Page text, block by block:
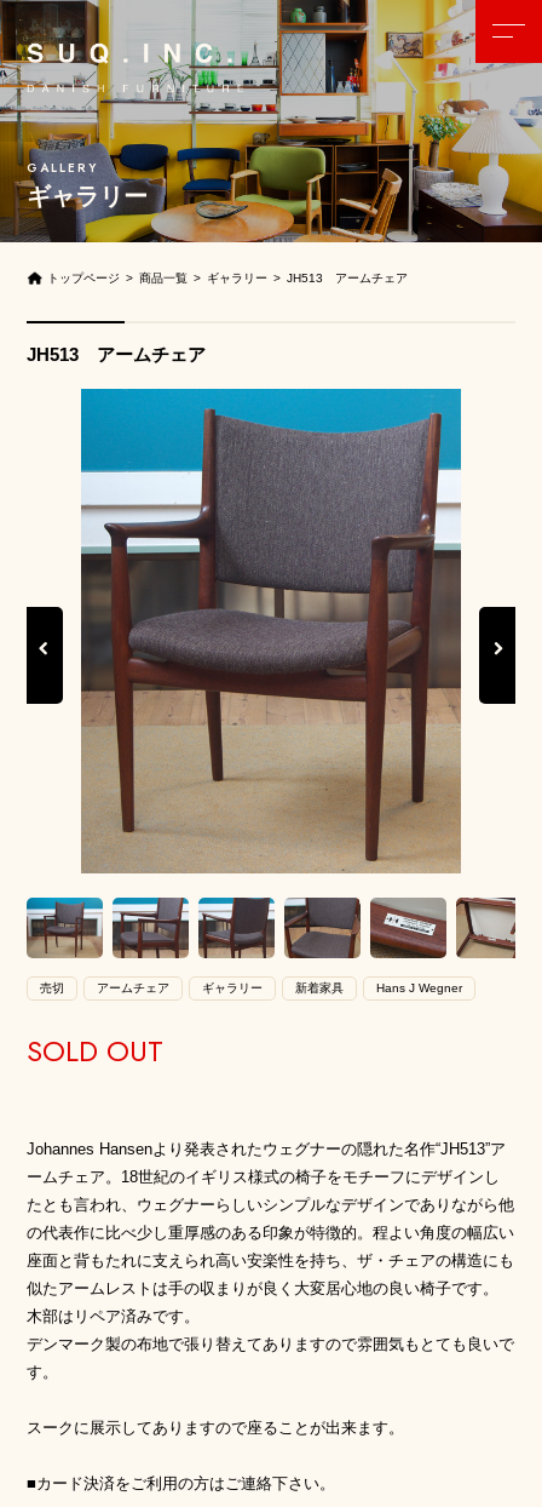
ギャラリー
トップページ 商品一覧 ギャラリー JH513 アームチェア
JH513 アームチェア
売切 アームチェア ギャラリー 新着家具 Hans J Wegner
SOLD OUT
Johannes Hansenより発表されたウェグナーの隠れた名作“JH513”ア
ームチェア。18世紀のイギリス様式の椅子をモチーフにデザインし
たとも言われ、ウェグナーらしいシンプルなデザインでありながら他
の代表作に比べ少し重厚感のある印象が特徴的。程よい角度の幅広い
座面と背もたれに支えられ高い安楽性を持ち、ザ・チェアの構造にも
似たアームレストは手の収まりが良く大変居心地の良い椅子です。
木部はリペア済みです。
デンマーク製の布地で張り替えてありますので雰囲気もとても良いで
す。
スークに展示してありますので座ることが出来ます。
■カード決済をご利用の方はご連絡下さい。